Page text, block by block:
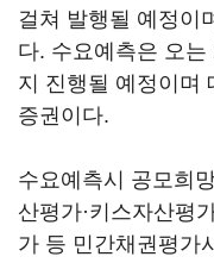
걸쳐 발행될 예정이
다. 수요예측은 오
지 진행될 예정이며
증권이다.
수요예측시 공모희
산평가·키스자산평
가 등 민간채권평가